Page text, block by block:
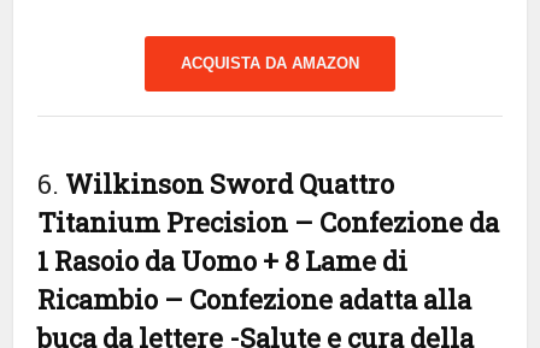
ACQUISTA DA AMAZON
6. Wilkinson Sword Quattro
Titanium Precision – Confezione da
1 Rasoio da Uomo + 8 Lame di
Ricambio – Confezione adatta alla
buca da lettere -Salute e cura della